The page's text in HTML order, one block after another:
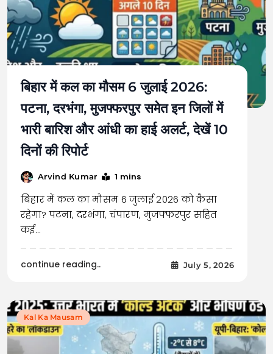
बिहार में कल का मौसम 6 जुलाई 2026:
पटना, दरभंगा, मुजफ्फरपुर समेत इन जिलों में
भारी बारिश और आंधी का हाई अलर्ट, देखें 10
दिनों की रिपोर्ट
Arvind Kumar 1 mins
बिहार में कल का मौसम 6 जुलाई 2026 को कैसा
रहेगा? पटना, दरभंगा, चंपारण, मुजफ्फरपुर सहित
कई…
continue reading.. July 5, 2026
Kal Ka Mausam